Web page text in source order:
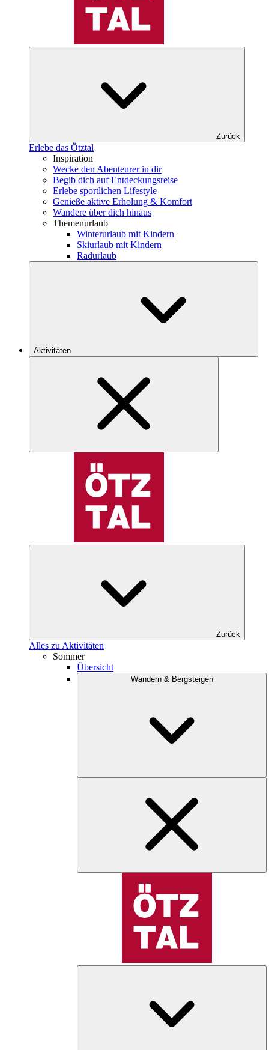
Zurück
Erlebe das Ötztal
Inspiration
Wecke den Abenteurer in dir
Begib dich auf Entdeckungsreise
Erlebe sportlichen Lifestyle
Genieße aktive Erholung & Komfort
Wandere über dich hinaus
Themenurlaub
Winterurlaub mit Kindern
Skiurlaub mit Kindern
Radurlaub
Aktivitäten
Zurück
Alles zu Aktivitäten
Sommer
Übersicht
Wandern & Bergsteigen